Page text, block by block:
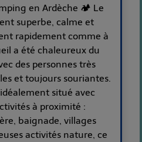
en Ardèche 🏕️ Le
superbe, calme et
rapidement comme à
a été chaleureux du
des personnes très
et toujours souriantes.
situé avec
à proximité :
baignade, villages
activités nature, ce